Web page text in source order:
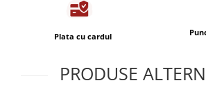
Plata cu cardul
PRODUSE